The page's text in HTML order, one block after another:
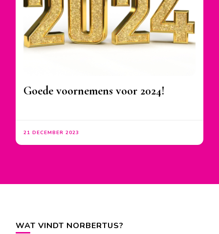
Goede voornemens voor 2024!
21 DECEMBER 2023
WAT VINDT NORBERTUS?